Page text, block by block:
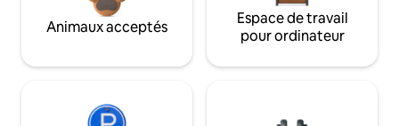
Animaux acceptés
Espace de travail
pour ordinateur